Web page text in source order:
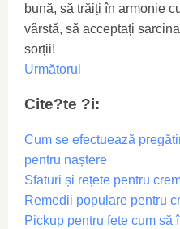
bună, să trăiți în armonie
vârstă, să acceptați
sorții!
Următorul
Cite?te ?i:
Cum se efectuează
pentru naștere
Sfaturi și rețete pentru
Remedii populare pentru
Pickup pentru fete cum să